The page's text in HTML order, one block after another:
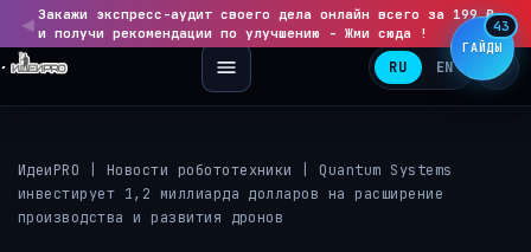
◀
Закажи экспресс-аудит своего дела онлайн всего за 199 ₽
и получи рекомендации по улучшению - Жми сюда !
▶
RU EN
ИдеиPRO Новости робототехники
Quantum Systems
инвестирует 1,2 миллиарда долларов на расширение
производства и развития дронов
ГАЙДЫ
43